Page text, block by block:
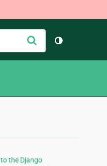
Envoyer
Changer
the Django